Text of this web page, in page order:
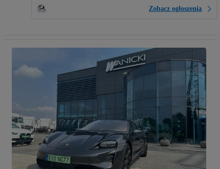
Zobacz ogłoszenia